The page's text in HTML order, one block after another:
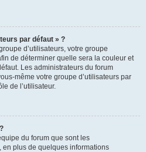
par défaut » ?
d’utilisateurs, votre groupe
de déterminer quelle sera la couleur et
Les administrateurs du forum
même votre groupe d’utilisateurs par
de l’utilisateur.
du forum que sont les
en plus de quelques informations